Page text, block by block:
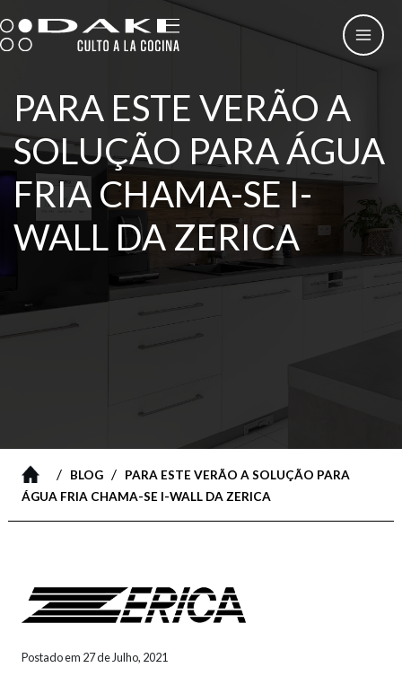
to
content
PARA ESTE VERÃO A
SOLUÇÃO PARA ÁGUA
FRIA CHAMA-SE I-
WALL DA ZERICA
/ BLOG/
PARA ESTE VERÃO A SOLUÇÃO PARA
ÁGUA FRIA CHAMA-SE I-WALL DA ZERICA
Postado em 27 de Julho, 2021